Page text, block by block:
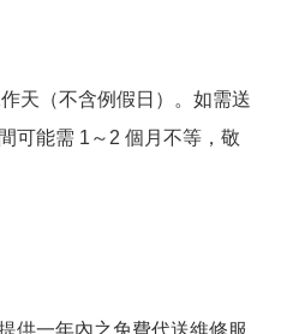
天（不含例假日）。如需送
可能需 1～2 個月不等，敬